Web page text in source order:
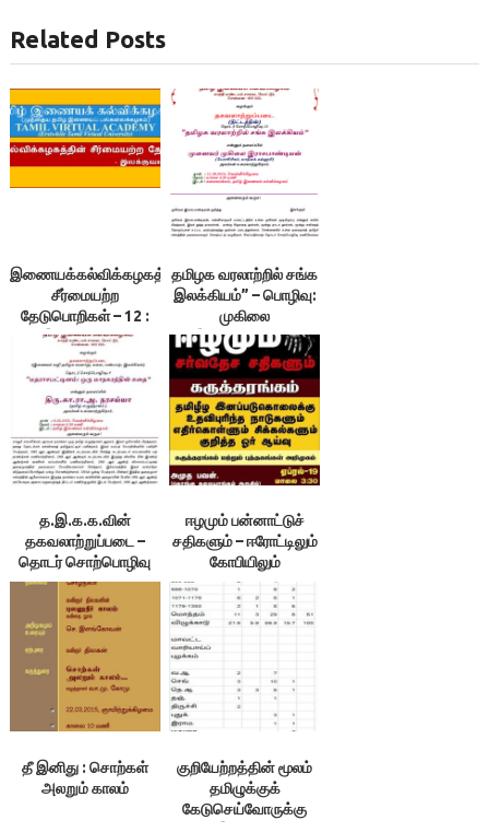
Related Posts
இணையக்கல்விக்கழகத்தின்
சீர்மையற்ற
தேடுபொறிகள் – 12 :
இலக்குவனார்
திருவள்ளுவன்
தமிழக வரலாற்றில் சங்க
இலக்கியம்” – பொழிவு:
முகிலை
இராசபாண்டியன்
த.இ.க.க.வின்
தகவலாற்றுப்படை –
தொடர் சொற்பொழிவு
ஈழமும் பன்னாட்டுச்
சதிகளும் – ஈரோட்டிலும்
கோபியிலும்
கருத்தரங்கம்
தீ இனிது : சொற்கள்
அலறும் காலம்
குறியேற்றத்தின் மூலம்
தமிழுக்குக்
கேடுசெய்வோருக்கு